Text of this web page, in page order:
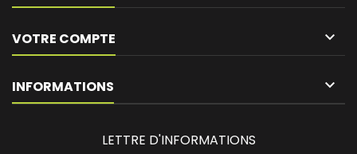
VOTRE COMPTE 
INFORMATIONS keyboard_arrow_down
LETTRE D'INFORMATIONS